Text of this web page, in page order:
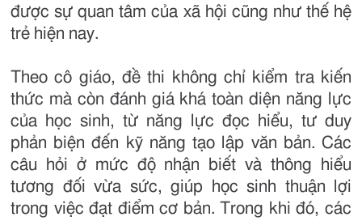
được sự quan tâm của xã hội cũng như thế hệ
trẻ hiện nay.
Theo cô giáo, đề thi không chỉ kiểm tra kiến
thức mà còn đánh giá khá toàn diện năng lực
của học sinh, từ năng lực đọc hiểu, tư duy
phản biện đến kỹ năng tạo lập văn bản. Các
câu hỏi ở mức độ nhận biết và thông hiểu
tương đối vừa sức, giúp học sinh thuận lợi
trong việc đạt điểm cơ bản. Trong khi đó, các